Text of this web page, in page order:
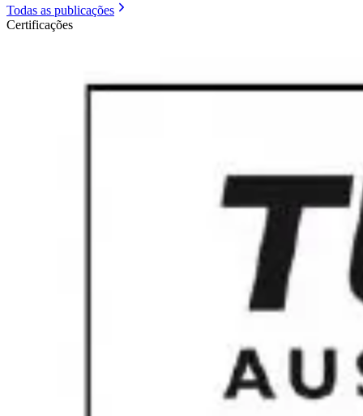
Todas as publicações
Certificações